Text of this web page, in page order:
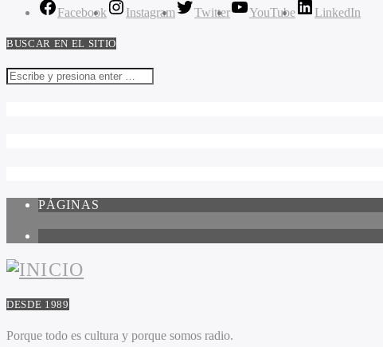
Facebook Instagram Twitter YouTube LinkedIn
BUSCAR EN EL SITIO
PÁGINAS
DESDE 1989
Porque todo es cultura y porque somos radio.